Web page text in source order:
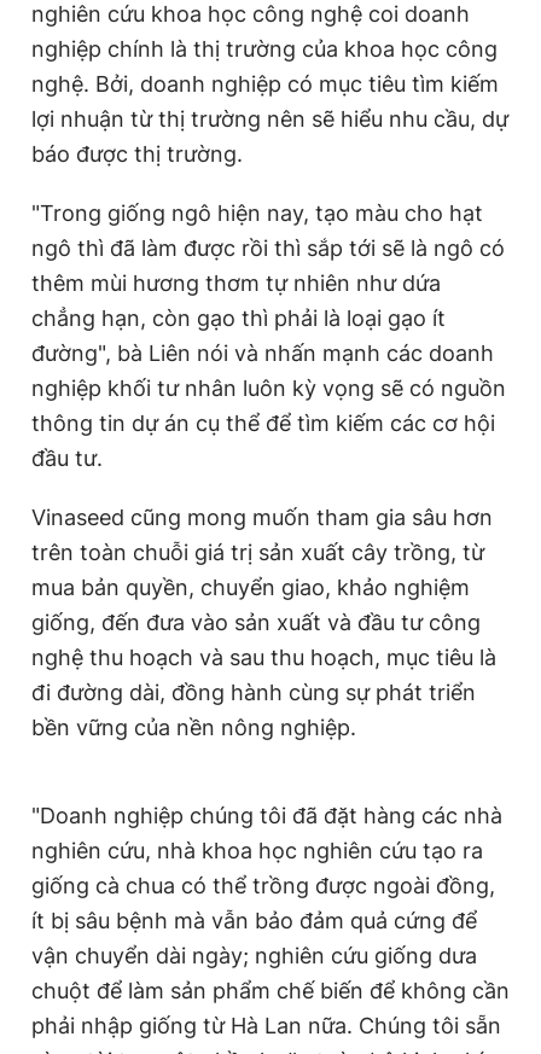
nghiên cứu khoa học công nghệ coi doanh
nghiệp chính là thị trường của khoa học công
nghệ. Bởi, doanh nghiệp có mục tiêu tìm kiếm
lợi nhuận từ thị trường nên sẽ hiểu nhu cầu, dự
báo được thị trường.
"Trong giống ngô hiện nay, tạo màu cho hạt
ngô thì đã làm được rồi thì sắp tới sẽ là ngô có
thêm mùi hương thơm tự nhiên như dứa
chẳng hạn, còn gạo thì phải là loại gạo ít
đường", bà Liên nói và nhấn mạnh các doanh
nghiệp khối tư nhân luôn kỳ vọng sẽ có nguồn
thông tin dự án cụ thể để tìm kiếm các cơ hội
đầu tư.
Vinaseed cũng mong muốn tham gia sâu hơn
trên toàn chuỗi giá trị sản xuất cây trồng, từ
mua bản quyền, chuyển giao, khảo nghiệm
giống, đến đưa vào sản xuất và đầu tư công
nghệ thu hoạch và sau thu hoạch, mục tiêu là
đi đường dài, đồng hành cùng sự phát triển
bền vững của nền nông nghiệp.
"Doanh nghiệp chúng tôi đã đặt hàng các nhà
nghiên cứu, nhà khoa học nghiên cứu tạo ra
giống cà chua có thể trồng được ngoài đồng,
ít bị sâu bệnh mà vẫn bảo đảm quả cứng để
vận chuyển dài ngày; nghiên cứu giống dưa
chuột để làm sản phẩm chế biến để không cần
phải nhập giống từ Hà Lan nữa. Chúng tôi sẵn